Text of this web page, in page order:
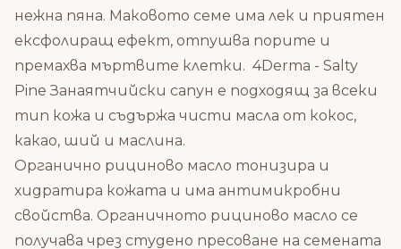
нежна пяна. Маковото семе има лек и приятен
ексфолиращ ефект, отпушва порите и
премахва мъртвите клетки. 4Derma - Salty
Pine Занаятчийски сапун е подходящ за всеки
тип кожа и съдържа чисти масла от кокос,
какао, ший и маслина.
Органично рициново масло тонизира и
хидратира кожата и има антимикробни
свойства. Органичното рициново масло се
получава чрез студено пресоване на семената